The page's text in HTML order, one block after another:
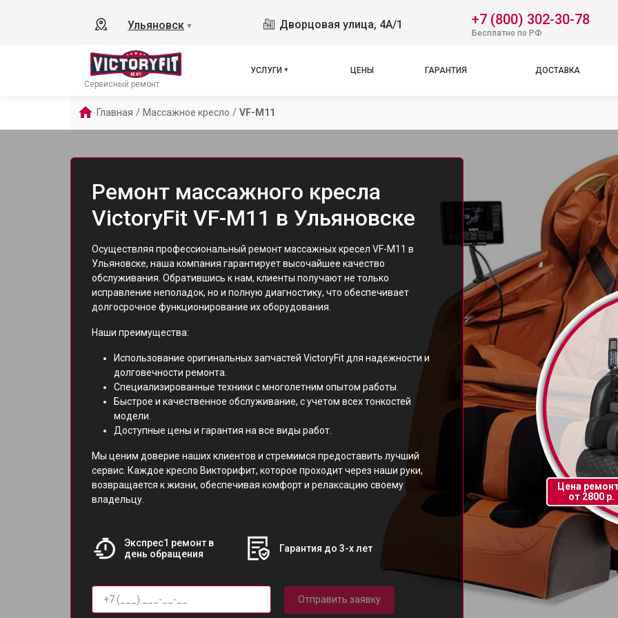
Ульяновск ▼ Дворцовая улица, 4А/1 +7 (800) 302-30-78
Бесплатно по РФ
Сервисный ремонт
УСЛУГИ ЦЕНЫ ГАРАНТИЯ ДОСТАВКА
Главная / Массажное кресло / VF-M11
Ремонт массажного кресла
VictoryFit VF-M11 в Ульяновске
Осуществляя профессиональный ремонт массажных кресел VF-M11 в
Ульяновске, наша компания гарантирует высочайшее качество
обслуживания. Обратившись к нам, клиенты получают не только
исправление неполадок, но и полную диагностику, что обеспечивает
долгосрочное функционирование их оборудования.
Наши преимущества:
Использование оригинальных запчастей VictoryFit для надежности и
долговечности ремонта.
Специализированные техники с многолетним опытом работы.
Быстрое и качественное обслуживание, с учетом всех тонкостей
модели.
Доступные цены и гарантия на все виды работ.
Мы ценим доверие наших клиентов и стремимся предоставить лучший
сервис. Каждое кресло Викторифит, которое проходит через наши руки,
возвращается к жизни, обеспечивая комфорт и релаксацию своему
владельцу.
Экспрес1 ремонт в
день обращения
Гарантия до 3-х лет
Отправить заявку
Цена
от 2800 р.